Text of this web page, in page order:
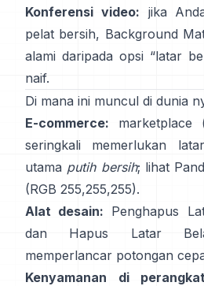
Konferensi video: jika
pelat bersih, Background
alami daripada opsi “latar
naif.
Di mana ini muncul di dunia
E-commerce: marketplace
seringkali memerlukan
utama putih bersih; lihat
(RGB 255,255,255).
Alat desain: Penghapus
dan Hapus Latar
memperlancar potongan
Kenyamanan di